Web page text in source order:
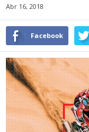
Abr 16, 2018
Facebook